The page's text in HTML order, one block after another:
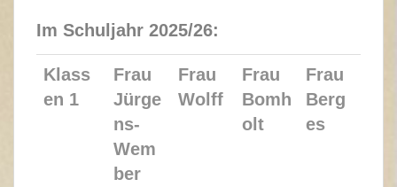
Im Schuljahr 2025/26:
Klass
en 1
Frau
Jürge
ns-
Wem
ber
Frau
Wolff
Frau
Bomh
olt
Frau
Berg
es